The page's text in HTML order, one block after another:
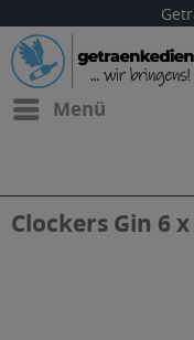
Menü
Clockers Gin 6